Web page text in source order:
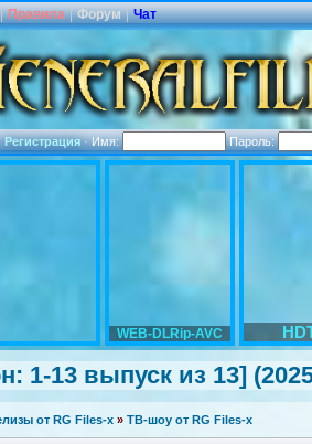
| Правила | Форум | Чат
Регистрация·Имя: Пароль:
WEB-DLRip-AVC
1-13 выпуск из 13]
от RG Files-x » ТВ-шоу от RG Files-x